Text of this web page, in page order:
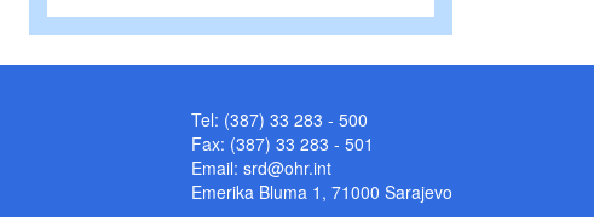
Tel: (387) 33 283 - 500
Fax: (387) 33 283 - 501
Email: srd@ohr.int
Emerika Bluma 1, 71000 Sarajevo